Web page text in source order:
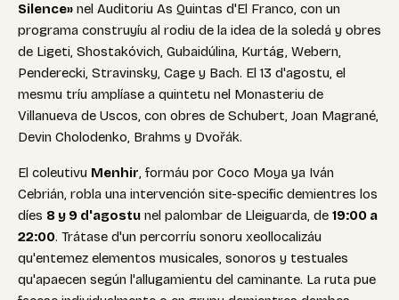
Silence» nel Auditoriu As Quintas d'El Franco, con un
programa construyíu al rodiu de la idea de la soledá y obres
de Ligeti, Shostakóvich, Gubaidúlina, Kurtág, Webern,
Penderecki, Stravinsky, Cage y Bach. El 13 d'agostu, el
mesmu tríu amplíase a quintetu nel Monasteriu de
Villanueva de Uscos, con obres de Schubert, Joan Magrané,
Devin Cholodenko, Brahms y Dvořák.
El coleutivu Menhir, formáu por Coco Moya ya Iván
Cebrián, robla una intervención site-specific demientres los
díes 8 y 9 d'agostu nel palombar de Lleiguarda, de 19:00 a
22:00. Trátase d'un percorríu sonoru xeollocalizáu
qu'entemez elementos musicales, sonoros y testuales
qu'apaecen según l'allugamientu del caminante. La ruta pue